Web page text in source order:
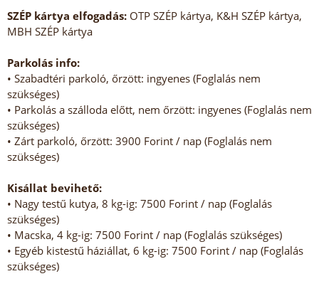
SZÉP kártya elfogadás: OTP SZÉP kártya, K&H SZÉP kártya,
MBH SZÉP kártya
Parkolás info:
• Szabadtéri parkoló, őrzött: ingyenes (Foglalás nem
szükséges)
• Parkolás a szálloda előtt, nem őrzött: ingyenes (Foglalás nem
szükséges)
• Zárt parkoló, őrzött: 3900 Forint / nap (Foglalás nem
szükséges)
Kisállat bevihető:
• Nagy testű kutya, 8 kg-ig: 7500 Forint / nap (Foglalás
szükséges)
• Macska, 4 kg-ig: 7500 Forint / nap (Foglalás szükséges)
• Egyéb kistestű háziállat, 6 kg-ig: 7500 Forint / nap (Foglalás
szükséges)